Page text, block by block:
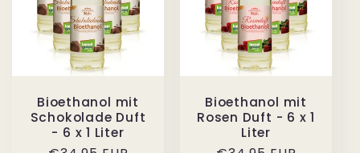
Bioethanol mit
Schokolade Duft
- 6 x 1 Liter
Bioethanol mit
Rosen Duft - 6 x 1
Liter